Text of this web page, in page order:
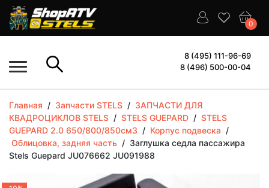
0
8 (495) 111-96-69
8 (496) 500-00-04
Главная / Запчасти STELS / ЗАПЧАСТИ ДЛЯ
КВАДРОЦИКЛОВ STELS / STELS GUEPARD / STELS
GUEPARD 2.0 650/800/850см3 / Корпус подвеска /
Облицовка, задняя часть / Заглушка седла пассажира
Stels Guepard JU076662 JU091988